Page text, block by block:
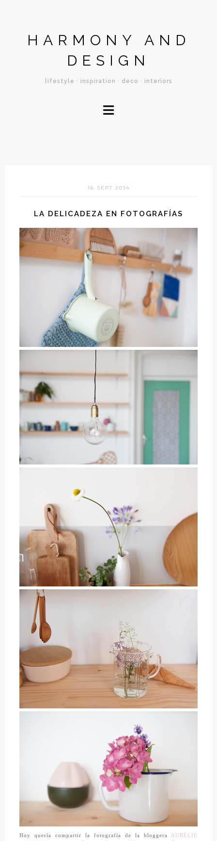
HARMONY AND
DESIGN
lifestyle · inspiration · deco · interiors
≡
16 SEPT 2014
LA DELICADEZA EN FOTOGRAFÍAS
Hoy quería compartir la fotografía de la bloggera AURÉLIE